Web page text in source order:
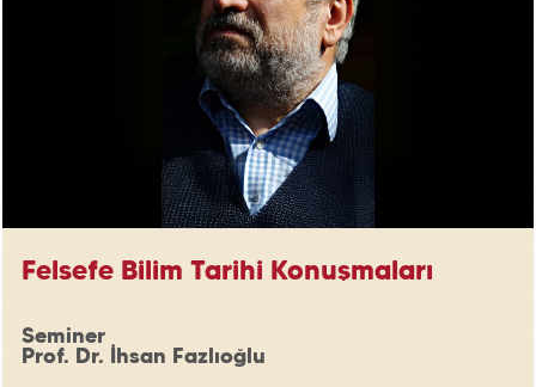
Felsefe Bilim Tarihi Konuşmaları
Seminer
Prof. Dr. İhsan Fazlıoğlu